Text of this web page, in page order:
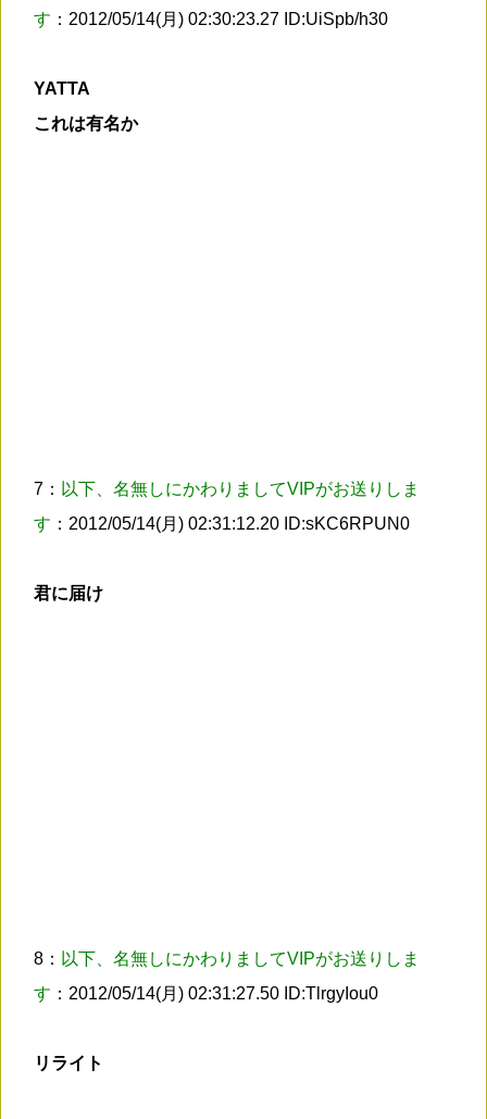
す ：2012/05/14(月) 02:30:23.27 ID:UiSpb/h30
YATTA
これは有名か
7： 以下、名無しにかわりましてVIPがお送りしま
す ：2012/05/14(月) 02:31:12.20 ID:sKC6RPUN0
君に届け
8： 以下、名無しにかわりましてVIPがお送りしま
す ：2012/05/14(月) 02:31:27.50 ID:TlrgyIou0
リライト